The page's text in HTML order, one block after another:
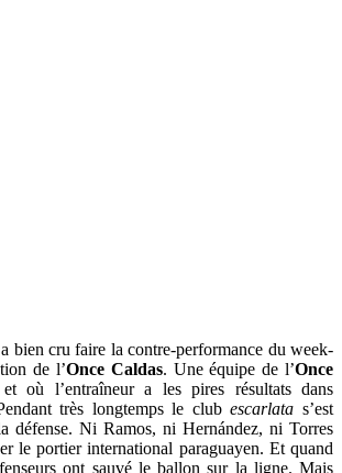
a bien cru faire la contre-performance du week-
de l’Once Caldas. Une équipe de l’Once
où l’entraîneur a les pires résultats dans
très longtemps le clubescarlata s’est
défense. Ni Ramos, ni Hernández, ni Torres
le portier international paraguayen. Et quand
ont sauvé le ballon sur la ligne. Mais